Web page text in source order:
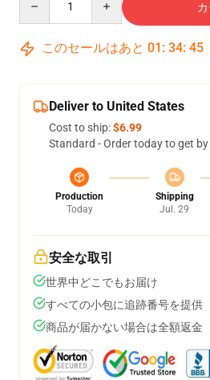
このセールはあと 01 : 34: 44
Deliver to United States
Cost to ship:$6.99
Standard - Order today to get by
Production
Today
Shipping
Jul. 29
安全な取引
世界中どこでもお届け
すべての小包に追跡番号を提供
商品が届かない場合は全額返金